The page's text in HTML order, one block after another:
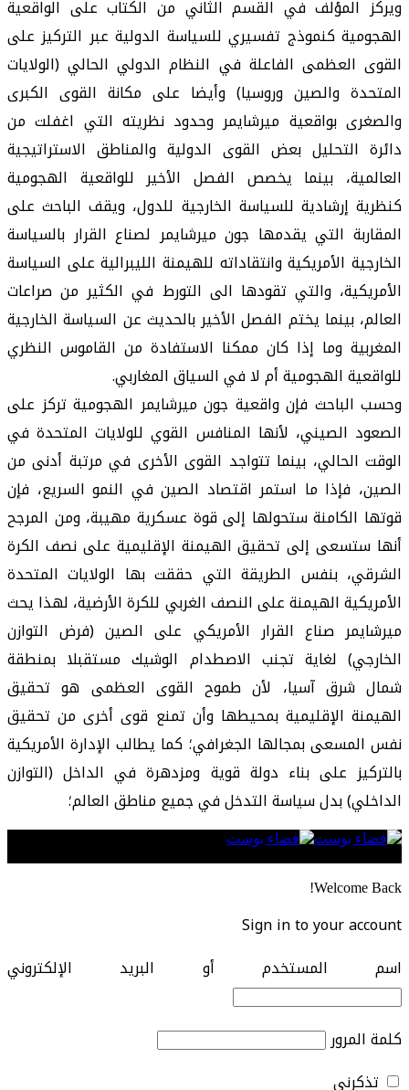
ويركز المؤلف في القسم الثاني من الكتاب على الواقعية
الهجومية كنموذج تفسيري للسياسة الدولية عبر التركيز على
القوى العظمى الفاعلة في النظام الدولي الحالي (الولايات
المتحدة والصين وروسيا) وأيضا على مكانة القوى الكبرى
والصغرى بواقعية ميرشايمر وحدود نظريته التي اغفلت من
دائرة التحليل بعض القوى الدولية والمناطق الاستراتيجية
العالمية، بينما يخصص الفصل الأخير للواقعية الهجومية
كنظرية إرشادية للسياسة الخارجية للدول، ويقف الباحث على
المقاربة التي يقدمها جون ميرشايمر لصناع القرار بالسياسة
الخارجية الأمريكية وانتقاداته للهيمنة الليبرالية على السياسة
الأمريكية، والتي تقودها الى التورط في الكثير من صراعات
العالم، بينما يختم الفصل الأخير بالحديث عن السياسة الخارجية
المغربية وما إذا كان ممكنا الاستفادة من القاموس النظري
للواقعية الهجومية أم لا في السياق المغاربي.
وحسب الباحث فإن واقعية جون ميرشايمر الهجومية تركز على
الصعود الصيني، لأنها المنافس القوي للولايات المتحدة في
الوقت الحالي، بينما تتواجد القوى الأخرى في مرتبة أدنى من
الصين، فإذا ما استمر اقتصاد الصين في النمو السريع، فإن
قوتها الكامنة ستحولها إلى قوة عسكرية مهيبة، ومن المرجح
أنها ستسعى إلى تحقيق الهيمنة الإقليمية على نصف الكرة
الشرقي، بنفس الطريقة التي حققت بها الولايات المتحدة
الأمريكية الهيمنة على النصف الغربي للكرة الأرضية، لهذا يحث
ميرشايمر صناع القرار الأمريكي على الصين (فرض التوازن
الخارجي) لغاية تجنب الاصطدام الوشيك مستقبلا بمنطقة
شمال شرق آسيا، لأن طموح القوى العظمى هو تحقيق
الهيمنة الإقليمية بمحيطها وأن تمنع قوى أخرى من تحقيق
نفس المسعى بمجالها الجغرافي؛ كما يطالب الإدارة الأمريكية
بالتركيز على بناء دولة قوية ومزدهرة في الداخل (التوازن
الداخلي) بدل سياسة التدخل في جميع مناطق العالم؛
Welcome Back!
Sign in to your account
اسم المستخدم أو البريد الإلكتروني
كلمة المرور
تذكرني